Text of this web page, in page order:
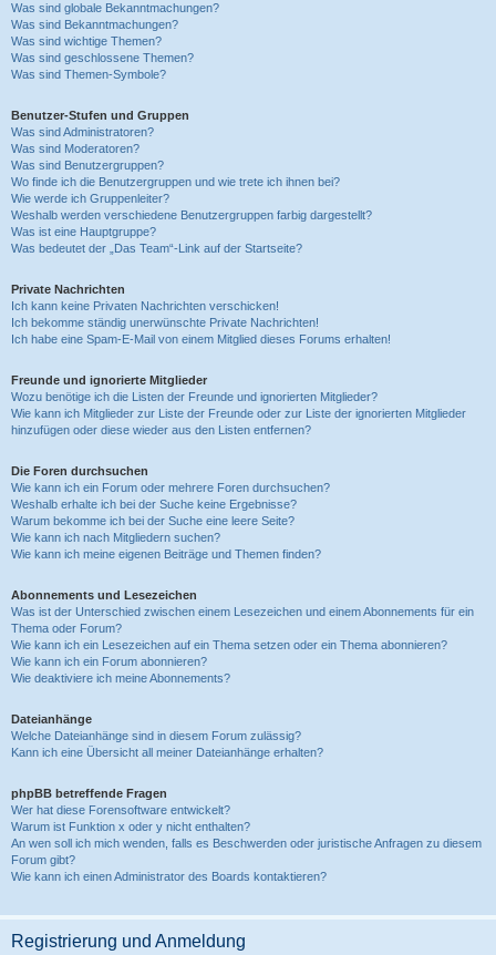
Was sind globale Bekanntmachungen?
Was sind Bekanntmachungen?
Was sind wichtige Themen?
Was sind geschlossene Themen?
Was sind Themen-Symbole?
Benutzer-Stufen und Gruppen
Was sind Administratoren?
Was sind Moderatoren?
Was sind Benutzergruppen?
Wo finde ich die Benutzergruppen und wie trete ich ihnen bei?
Wie werde ich Gruppenleiter?
Weshalb werden verschiedene Benutzergruppen farbig dargestellt?
Was ist eine Hauptgruppe?
Was bedeutet der „Das Team“-Link auf der Startseite?
Private Nachrichten
Ich kann keine Privaten Nachrichten verschicken!
Ich bekomme ständig unerwünschte Private Nachrichten!
Ich habe eine Spam-E-Mail von einem Mitglied dieses Forums erhalten!
Freunde und ignorierte Mitglieder
Wozu benötige ich die Listen der Freunde und ignorierten Mitglieder?
Wie kann ich Mitglieder zur Liste der Freunde oder zur Liste der ignorierten Mitglieder
hinzufügen oder diese wieder aus den Listen entfernen?
Die Foren durchsuchen
Wie kann ich ein Forum oder mehrere Foren durchsuchen?
Weshalb erhalte ich bei der Suche keine Ergebnisse?
Warum bekomme ich bei der Suche eine leere Seite?
Wie kann ich nach Mitgliedern suchen?
Wie kann ich meine eigenen Beiträge und Themen finden?
Abonnements und Lesezeichen
Was ist der Unterschied zwischen einem Lesezeichen und einem Abonnements für ein
Thema oder Forum?
Wie kann ich ein Lesezeichen auf ein Thema setzen oder ein Thema abonnieren?
Wie kann ich ein Forum abonnieren?
Wie deaktiviere ich meine Abonnements?
Dateianhänge
Welche Dateianhänge sind in diesem Forum zulässig?
Kann ich eine Übersicht all meiner Dateianhänge erhalten?
phpBB betreffende Fragen
Wer hat diese Forensoftware entwickelt?
Warum ist Funktion x oder y nicht enthalten?
An wen soll ich mich wenden, falls es Beschwerden oder juristische Anfragen zu diesem
Forum gibt?
Wie kann ich einen Administrator des Boards kontaktieren?
Registrierung und Anmeldung